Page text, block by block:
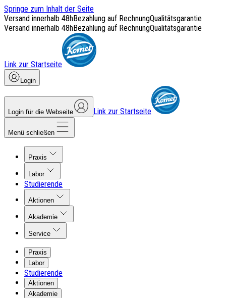
Springe zum Inhalt der Seite
Versand innerhalb 48hBezahlung auf RechnungQualitätsgarantie
Versand innerhalb 48hBezahlung auf RechnungQualitätsgarantie
Link zur Startseite
Login
Login für die Webseite Link zur Startseite
Menü schließen
Praxis
Labor
Studierende
Aktionen
Akademie
Service
Praxis
Labor
Studierende
Aktionen
Akademie